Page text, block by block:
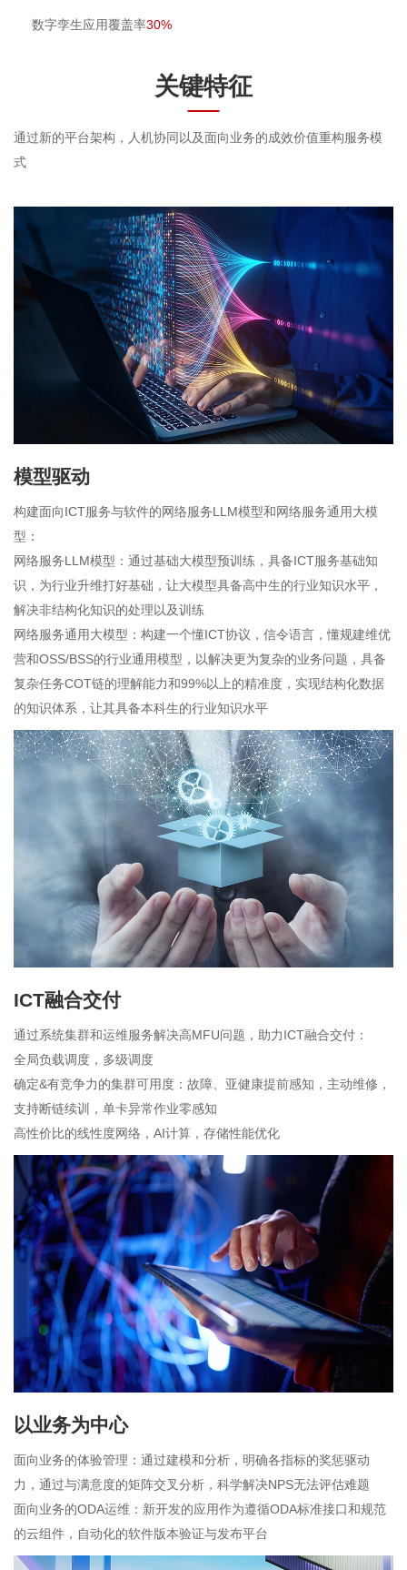
数字孪生应用覆盖率30%
关键特征
通过新的平台架构，人机协同以及面向业务的成效价值重构服务模
式
模型驱动
构建面向ICT服务与软件的网络服务LLM模型和网络服务通用大模
型：
网络服务LLM模型：通过基础大模型预训练，具备ICT服务基础知
识，为行业升维打好基础，让大模型具备高中生的行业知识水平，
解决非结构化知识的处理以及训练
网络服务通用大模型：构建一个懂ICT协议，信令语言，懂规建维优
营和OSS/BSS的行业通用模型，以解决更为复杂的业务问题，具备
复杂任务COT链的理解能力和99%以上的精准度，实现结构化数据
的知识体系，让其具备本科生的行业知识水平
ICT融合交付
通过系统集群和运维服务解决高MFU问题，助力ICT融合交付：
全局负载调度，多级调度
确定&有竞争力的集群可用度：故障、亚健康提前感知，主动维修，
支持断链续训，单卡异常作业零感知
高性价比的线性度网络，AI计算，存储性能优化
以业务为中心
面向业务的体验管理：通过建模和分析，明确各指标的奖惩驱动
力，通过与满意度的矩阵交叉分析，科学解决NPS无法评估难题
面向业务的ODA运维：新开发的应用作为遵循ODA标准接口和规范
的云组件，自动化的软件版本验证与发布平台